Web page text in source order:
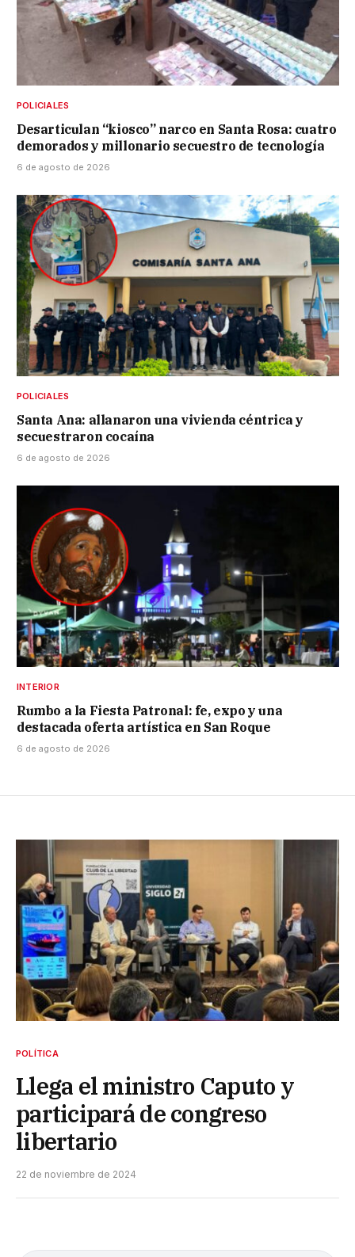
POLICIALES
Desarticulan “kiosco” narco en Santa Rosa: cuatro
demorados y millonario secuestro de tecnología
6 de agosto de 2026
POLICIALES
Santa Ana: allanaron una vivienda céntrica y
secuestraron cocaína
6 de agosto de 2026
INTERIOR
Rumbo a la Fiesta Patronal: fe, expo y una
destacada oferta artística en San Roque
6 de agosto de 2026
POLÍTICA
Llega el ministro Caputo y
participará de congreso
libertario
22 de noviembre de 2024